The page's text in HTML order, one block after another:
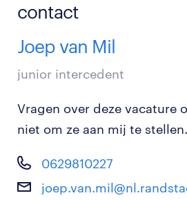
contact
Joep van Mil
junior intercedent
Vragen over deze vacature
niet om ze aan mij te stellen.
0629810227